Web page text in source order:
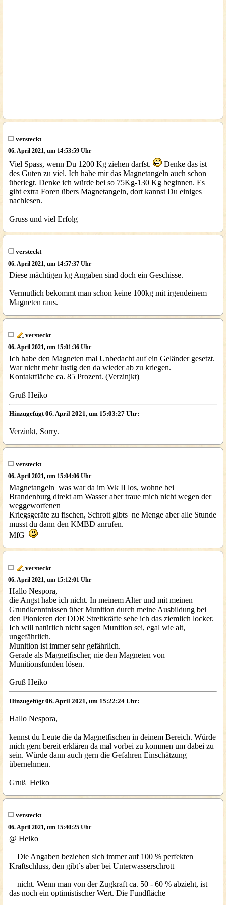
versteckt
06. April 2021, um 14:53:59 Uhr
Viel Spass, wenn Du 1200 Kg ziehen darfst.
Denke das ist
des Guten zu viel. Ich habe mir das Magnetangeln auch schon
überlegt. Denke ich würde bei so 75Kg-130 Kg beginnen. Es
gibt extra Foren übers Magnetangeln, dort kannst Du einiges
nachlesen.
Gruss und viel Erfolg
versteckt
06. April 2021, um 14:57:37 Uhr
Diese mächtigen kg Angaben sind doch ein Geschisse.
Vermutlich bekommt man schon keine 100kg mit irgendeinem
Magneten raus.
versteckt
06. April 2021, um 15:01:36 Uhr
Ich habe den Magneten mal Unbedacht auf ein Geländer gesetzt.
War nicht mehr lustig den da wieder ab zu kriegen.
Kontaktfläche ca. 85 Prozent. (Verzinjkt)
Gruß Heiko
Hinzugefügt 06. April 2021, um 15:03:27 Uhr:
Verzinkt, Sorry.
versteckt
06. April 2021, um 15:04:06 Uhr
Magnetangeln was war da im Wk II los, wohne bei
Brandenburg direkt am Wasser aber traue mich nicht wegen der
weggeworfenen
Kriegsgeräte zu fischen, Schrott gibts ne Menge aber alle Stunde
musst du dann den KMBD anrufen.
MfG
versteckt
06. April 2021, um 15:12:01 Uhr
Hallo Nespora,
die Angst habe ich nicht. In meinem Alter und mit meinen
Grundkenntnissen über Munition durch meine Ausbildung bei
den Pionieren der DDR Streitkräfte sehe ich das ziemlich locker.
Ich will natürlich nicht sagen Munition sei, egal wie alt,
ungefährlich.
Munition ist immer sehr gefährlich.
Gerade als Magnetfischer, nie den Magneten von
Munitionsfunden lösen.
Gruß Heiko
Hinzugefügt 06. April 2021, um 15:22:24 Uhr:
Hallo Nespora,
kennst du Leute die da Magnetfischen in deinem Bereich. Würde
mich gern bereit erklären da mal vorbei zu kommen um dabei zu
sein. Würde dann auch gern die Gefahren Einschätzung
übernehmen.
Gruß Heiko
versteckt
06. April 2021, um 15:40:25 Uhr
@ Heiko
Die Angaben beziehen sich immer auf 100 % perfekten
Kraftschluss, den gibt`s aber bei Unterwasserschrott
nicht. Wenn man von der Zugkraft ca. 50 - 60 % abzieht, ist
das noch ein optimistischer Wert. Die Fundfläche